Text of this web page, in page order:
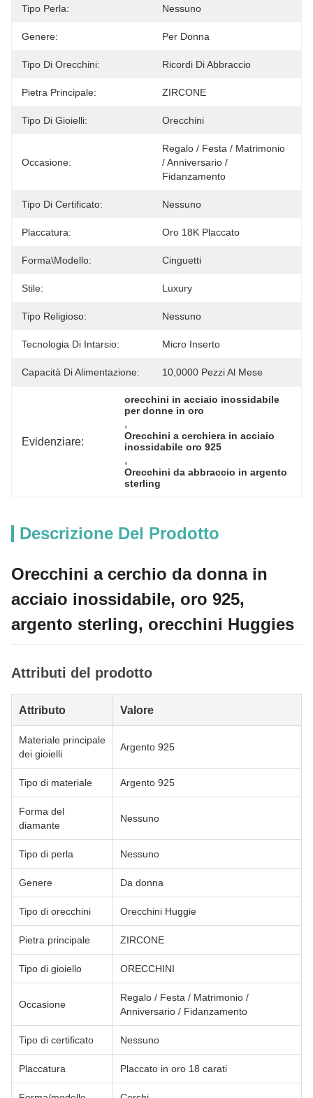
Tipo Perla: Nessuno
Genere: Per Donna
Tipo Di Orecchini: Ricordi Di Abbraccio
Pietra Principale: ZIRCONE
Tipo Di Gioielli: Orecchini
Occasione:
Regalo / Festa / Matrimonio
/ Anniversario /
Fidanzamento
Tipo Di Certificato: Nessuno
Placcatura: Oro 18K Placcato
Forma\modello: Cinguetti
Stile: Luxury
Tipo Religioso: Nessuno
Tecnologia Di Intarsio: Micro Inserto
Capacità Di Alimentazione: 10,0000 Pezzi Al Mese
Evidenziare:
orecchini in acciaio inossidabile
per donne in oro
,
Orecchini a cerchiera in acciaio
inossidabile oro 925
,
Orecchini da abbraccio in argento
sterling
Descrizione Del Prodotto
Orecchini a cerchio da donna in
acciaio inossidabile, oro 925,
argento sterling, orecchini Huggies
Attributi del prodotto
Attributo Valore
Materiale principale
dei gioielli
Argento 925
Tipo di materiale Argento 925
Forma del
diamante
Nessuno
Tipo di perla Nessuno
Genere Da donna
Tipo di orecchini Orecchini Huggie
Pietra principale ZIRCONE
Tipo di gioiello ORECCHINI
Occasione
Regalo / Festa / Matrimonio /
Anniversario / Fidanzamento
Tipo di certificato Nessuno
Placcatura Placcato in oro 18 carati